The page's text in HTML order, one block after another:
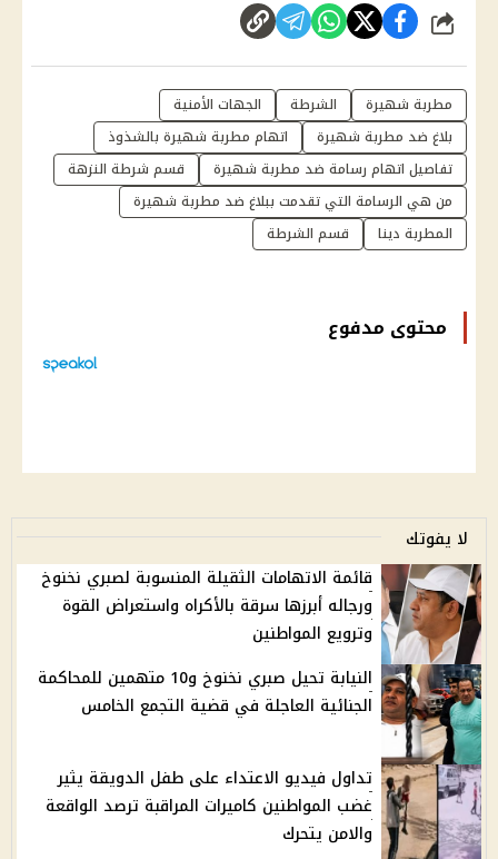
شارك
مطربة شهيرة الشرطة
الجهات الأمنية
بلاغ ضد مطربة شهيرة
اتهام مطربة شهيرة بالشذوذ
تفاصيل اتهام رسامة ضد مطربة شهيرة
قسم شرطة النزهة
من هي الرسامة التي تقدمت ببلاغ ضد مطربة شهيرة
المطربة دينا
قسم الشرطة
محتوى مدفوع
لا يفوتك
قائمة الاتهامات الثقيلة المنسوبة لصبري نخنوخ
ورجاله أبرزها سرقة بالأكراه واستعراض القوة
وترويع المواطنين
النيابة تحيل صبري نخنوخ و10 متهمين للمحاكمة
الجنائية العاجلة في قضية التجمع الخامس
تداول فيديو الاعتداء على طفل الدويقة يثير
غضب المواطنين كاميرات المراقبة ترصد الواقعة
والامن يتحرك